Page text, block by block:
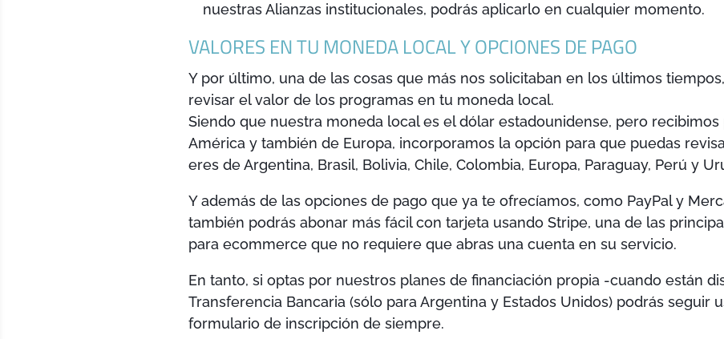
nuestras Alianzas institucionales, podrás aplicarlo en cualquier momento.
VALORES EN TU MONEDA LOCAL Y OPCIONES DE PAGO
Y por último, una de las cosas que más nos solicitaban en los últimos
revisar el valor de los programas en tu moneda local.
Siendo que nuestra moneda local es el dólar estadounidense, pero
América y también de Europa, incorporamos la opción para que puedas
eres de Argentina, Brasil, Bolivia, Chile, Colombia, Europa, Paraguay, Perú y
Y además de las opciones de pago que ya te ofrecíamos, como PayPal y
también podrás abonar más fácil con tarjeta usando Stripe, una de las
para ecommerce que no requiere que abras una cuenta en su servicio.
En tanto, si optas por nuestros planes de financiación propia -cuando están
Transferencia Bancaria (sólo para Argentina y Estados Unidos) podrás seguir
formulario de inscripción de siempre.